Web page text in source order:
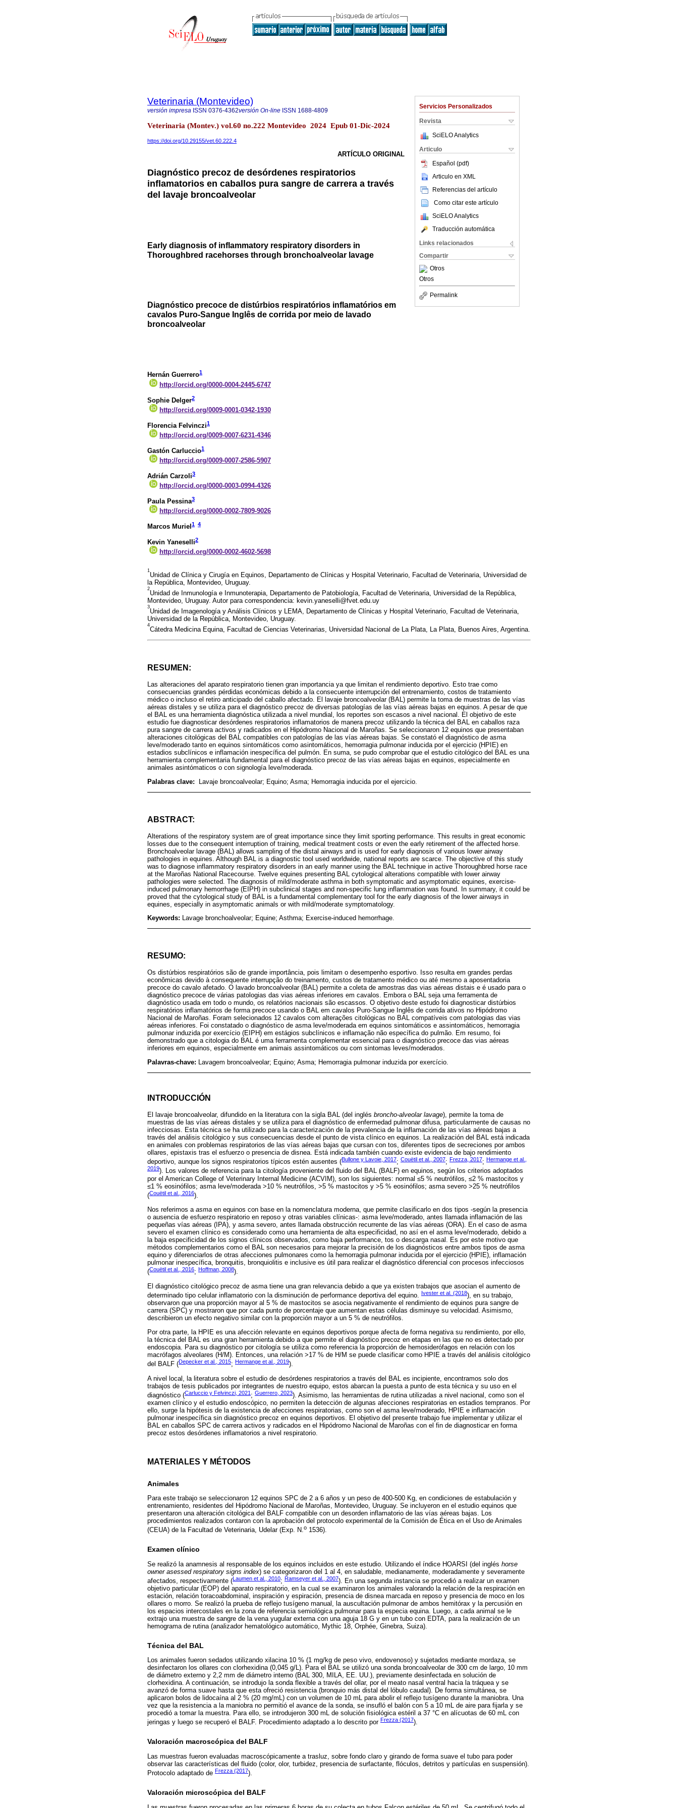
Servicios Personalizados
Revista
SciELO Analytics
Articulo
Español (pdf)
Articulo en XML
Referencias del artículo
Como citar este artículo
SciELO Analytics
Traducción automática
Links relacionados
Compartir
Otros
Otros
Permalink
Veterinaria (Montevideo)
versión impresa ISSN 0376-4362versión On-line ISSN 1688-4809
Veterinaria (Montev.) vol.60 no.222 Montevideo 2024 Epub 01-Dic-2024
https://doi.org/10.29155/vet.60.222.4
ARTÍCULO ORIGINAL
Diagnóstico precoz de desórdenes respiratorios
inflamatorios en caballos pura sangre de carrera a través
del lavaje broncoalveolar
Early diagnosis of inflammatory respiratory disorders in
Thoroughbred racehorses through bronchoalveolar lavage
Diagnóstico precoce de distúrbios respiratórios inflamatórios em
cavalos Puro-Sangue Inglês de corrida por meio de lavado
broncoalveolar
Hernán Guerrero1
http://orcid.org/0000-0004-2445-6747
Sophie Delger2
http://orcid.org/0009-0001-0342-1930
Florencia Felvinczi1
http://orcid.org/0009-0007-6231-4346
Gastón Carluccio1
http://orcid.org/0009-0007-2586-5907
Adrián Carzoli3
http://orcid.org/0000-0003-0994-4326
Paula Pessina3
http://orcid.org/0000-0002-7809-9026
Marcos Muriel 1 4
Kevin Yaneselli2
http://orcid.org/0000-0002-4602-5698
1
Unidad de Clínica y Cirugía en Equinos, Departamento de Clínicas y Hospital Veterinario, Facultad de Veterinaria, Universidad de
la República, Montevideo, Uruguay.
2
Unidad de Inmunología e Inmunoterapia, Departamento de Patobiología, Facultad de Veterinaria, Universidad de la República,
Montevideo, Uruguay. Autor para correspondencia: kevin.yaneselli@fvet.edu.uy
3
Unidad de Imagenología y Análisis Clínicos y LEMA, Departamento de Clínicas y Hospital Veterinario, Facultad de Veterinaria,
Universidad de la República, Montevideo, Uruguay.
4
Cátedra Medicina Equina, Facultad de Ciencias Veterinarias, Universidad Nacional de La Plata, La Plata, Buenos Aires, Argentina.
RESUMEN:
Las alteraciones del aparato respiratorio tienen gran importancia ya que limitan el rendimiento deportivo. Esto trae como
consecuencias grandes pérdidas económicas debido a la consecuente interrupción del entrenamiento, costos de tratamiento
médico o incluso el retiro anticipado del caballo afectado. El lavaje broncoalveolar (BAL) permite la toma de muestras de las vías
aéreas distales y se utiliza para el diagnóstico precoz de diversas patologías de las vías aéreas bajas en equinos. A pesar de que
el BAL es una herramienta diagnóstica utilizada a nivel mundial, los reportes son escasos a nivel nacional. El objetivo de este
estudio fue diagnosticar desórdenes respiratorios inflamatorios de manera precoz utilizando la técnica del BAL en caballos raza
pura sangre de carrera activos y radicados en el Hipódromo Nacional de Maroñas. Se seleccionaron 12 equinos que presentaban
alteraciones citológicas del BAL compatibles con patologías de las vías aéreas bajas. Se constató el diagnóstico de asma
leve/moderado tanto en equinos sintomáticos como asintomáticos, hemorragia pulmonar inducida por el ejercicio (HPIE) en
estadios subclínicos e inflamación inespecífica del pulmón. En suma, se pudo comprobar que el estudio citológico del BAL es una
herramienta complementaria fundamental para el diagnóstico precoz de las vías aéreas bajas en equinos, especialmente en
animales asintómaticos o con signología leve/moderada.
Palabras clave:
Lavaje broncoalveolar; Equino; Asma; Hemorragia inducida por el ejercicio.
ABSTRACT:
Alterations of the respiratory system are of great importance since they limit sporting performance. This results in great economic
losses due to the consequent interruption of training, medical treatment costs or even the early retirement of the affected horse.
Bronchoalveolar lavage (BAL) allows sampling of the distal airways and is used for early diagnosis of various lower airway
pathologies in equines. Although BAL is a diagnostic tool used worldwide, national reports are scarce. The objective of this study
was to diagnose inflammatory respiratory disorders in an early manner using the BAL technique in active Thoroughbred horse race
at the Maroñas National Racecourse. Twelve equines presenting BAL cytological alterations compatible with lower airway
pathologies were selected. The diagnosis of mild/moderate asthma in both symptomatic and asymptomatic equines, exercise-
induced pulmonary hemorrhage (EIPH) in subclinical stages and non-specific lung inflammation was found. In summary, it could be
proved that the cytological study of BAL is a fundamental complementary tool for the early diagnosis of the lower airways in
equines, especially in asymptomatic animals or with mild/moderate symptomatology.
Keywords: Lavage bronchoalveolar; Equine; Asthma; Exercise-induced hemorrhage.
RESUMO:
Os distúrbios respiratórios são de grande importância, pois limitam o desempenho esportivo. Isso resulta em grandes perdas
econômicas devido à consequente interrupção do treinamento, custos de tratamento médico ou até mesmo a aposentadoria
precoce do cavalo afetado. O lavado broncoalveolar (BAL) permite a coleta de amostras das vias aéreas distais e é usado para o
diagnóstico precoce de várias patologias das vias aéreas inferiores em cavalos. Embora o BAL seja uma ferramenta de
diagnóstico usada em todo o mundo, os relatórios nacionais são escassos. O objetivo deste estudo foi diagnosticar distúrbios
respiratórios inflamatórios de forma precoce usando o BAL em cavalos Puro-Sangue Inglês de corrida ativos no Hipódromo
Nacional de Maroñas. Foram selecionados 12 cavalos com alterações citológicas no BAL compatíveis com patologias das vias
aéreas inferiores. Foi constatado o diagnóstico de asma leve/moderada em equinos sintomáticos e assintomáticos, hemorragia
pulmonar induzida por exercício (EIPH) em estágios subclínicos e inflamação não específica do pulmão. Em resumo, foi
demonstrado que a citologia do BAL é uma ferramenta complementar essencial para o diagnóstico precoce das vias aéreas
inferiores em equinos, especialmente em animais assintomáticos ou com sintomas leves/moderados.
Palavras-chave:
Lavagem broncoalveolar; Equino; Asma; Hemorragia pulmonar induzida por exercício.
INTRODUCCIÓN
El lavaje broncoalveolar, difundido en la literatura con la sigla BAL (del inglés broncho-alveolar lavage), permite la toma de
muestras de las vías aéreas distales y se utiliza para el diagnóstico de enfermedad pulmonar difusa, particularmente de causas no
infecciosas. Esta técnica se ha utilizado para la caracterización de la prevalencia de la inflamación de las vías aéreas bajas a
través del análisis citológico y sus consecuencias desde el punto de vista clínico en equinos. La realización del BAL está indicada
en animales con problemas respiratorios de las vías aéreas bajas que cursan con tos, diferentes tipos de secreciones por ambos
ollares, epistaxis tras el esfuerzo o presencia de disnea. Está indicada también cuando existe evidencia de bajo rendimiento
deportivo, aunque los signos respiratorios típicos estén ausentes (Bullone y Lavoie, 2017; Couëtil et al., 2007; Frezza, 2017; Hermange et al.,
2019). Los valores de referencia para la citología proveniente del fluido del BAL (BALF) en equinos, según los criterios adoptados
por el American College of Veterinary Internal Medicine (ACVIM), son los siguientes: normal ≤5 % neutrófilos, ≤2 % mastocitos y
≤1 % eosinófilos; asma leve/moderada >10 % neutrófilos, >5 % mastocitos y >5 % eosinófilos; asma severo >25 % neutrófilos
(Couëtil et al., 2016).
Nos referimos a asma en equinos con base en la nomenclatura moderna, que permite clasificarlo en dos tipos -según la presencia
o ausencia de esfuerzo respiratorio en reposo y otras variables clínicas-: asma leve/moderado, antes llamada inflamación de las
pequeñas vías aéreas (IPA), y asma severo, antes llamada obstrucción recurrente de las vías aéreas (ORA). En el caso de asma
severo el examen clínico es considerado como una herramienta de alta especificidad, no así en el asma leve/moderado, debido a
la baja especificidad de los signos clínicos observados, como baja performance, tos o descarga nasal. Es por este motivo que
métodos complementarios como el BAL son necesarios para mejorar la precisión de los diagnósticos entre ambos tipos de asma
equino y diferenciarlos de otras afecciones pulmonares como la hemorragia pulmonar inducida por el ejercicio (HPIE), inflamación
pulmonar inespecífica, bronquitis, bronquiolitis e inclusive es útil para realizar el diagnóstico diferencial con procesos infecciosos
(Couëtil et al., 2016; Hoffman, 2008).
El diagnóstico citológico precoz de asma tiene una gran relevancia debido a que ya existen trabajos que asocian el aumento de
determinado tipo celular inflamatorio con la disminución de performance deportiva del equino. Ivester et al. (2018), en su trabajo,
observaron que una proporción mayor al 5 % de mastocitos se asocia negativamente el rendimiento de equinos pura sangre de
carrera (SPC) y mostraron que por cada punto de porcentaje que aumentan estas células disminuye su velocidad. Asimismo,
describieron un efecto negativo similar con la proporción mayor a un 5 % de neutrófilos.
Por otra parte, la HPIE es una afección relevante en equinos deportivos porque afecta de forma negativa su rendimiento, por ello,
la técnica del BAL es una gran herramienta debido a que permite el diagnóstico precoz en etapas en las que no es detectado por
endoscopia. Para su diagnóstico por citología se utiliza como referencia la proporción de hemosiderófagos en relación con los
macrófagos alveolares (H/M). Entonces, una relación >17 % de H/M se puede clasificar como HPIE a través del análisis citológico
del BALF (Depecker et al., 2015; Hermange et al., 2019).
A nivel local, la literatura sobre el estudio de desórdenes respiratorios a través del BAL es incipiente, encontramos solo dos
trabajos de tesis publicados por integrantes de nuestro equipo, estos abarcan la puesta a punto de esta técnica y su uso en el
diagnóstico (Carluccio y Felvinczi, 2021 ; Guerrero, 2023). Asimismo, las herramientas de rutina utilizadas a nivel nacional, como son el
examen clínico y el estudio endoscópico, no permiten la detección de algunas afecciones respiratorias en estadios tempranos. Por
ello, surge la hipótesis de la existencia de afecciones respiratorias, como son el asma leve/moderado, HPIE e inflamación
pulmonar inespecífica sin diagnóstico precoz en equinos deportivos. El objetivo del presente trabajo fue implementar y utilizar el
BAL en caballos SPC de carrera activos y radicados en el Hipódromo Nacional de Maroñas con el fin de diagnosticar en forma
precoz estos desórdenes inflamatorios a nivel respiratorio.
MATERIALES Y MÉTODOS
Animales
Para este trabajo se seleccionaron 12 equinos SPC de 2 a 6 años y un peso de 400-500 Kg, en condiciones de estabulación y
entrenamiento, residentes del Hipódromo Nacional de Maroñas, Montevideo, Uruguay. Se incluyeron en el estudio equinos que
presentaron una alteración citológica del BALF compatible con un desorden inflamatorio de las vías aéreas bajas. Los
procedimientos realizados contaron con la aprobación del protocolo experimental de la Comisión de Ética en el Uso de Animales
(CEUA) de la Facultad de Veterinaria, Udelar (Exp. N.o 1536).
Examen clínico
Se realizó la anamnesis al responsable de los equinos incluidos en este estudio. Utilizando el índice HOARSI (del inglés horse
owner asessed respiratory signs index) se categorizaron del 1 al 4, en saludable, medianamente, moderadamente y severamente
afectados, respectivamente (Laumen et al., 2010; Ramseyer et al., 2007). En una segunda instancia se procedió a realizar un examen
objetivo particular (EOP) del aparato respiratorio, en la cual se examinaron los animales valorando la relación de la respiración en
estación, relación toracoabdominal, inspiración y espiración, presencia de disnea marcada en reposo y presencia de moco en los
ollares o morro. Se realizó la prueba de reflejo tusígeno manual, la auscultación pulmonar de ambos hemitórax y la percusión en
los espacios intercostales en la zona de referencia semiológica pulmonar para la especia equina. Luego, a cada animal se le
extrajo una muestra de sangre de la vena yugular externa con una aguja 18 G y en un tubo con EDTA, para la realización de un
hemograma de rutina (analizador hematológico automático, Mythic 18, Orphée, Ginebra, Suiza).
Técnica del BAL
Los animales fueron sedados utilizando xilacina 10 % (1 mg/kg de peso vivo, endovenoso) y sujetados mediante mordaza, se
desinfectaron los ollares con clorhexidina (0,045 g/L). Para el BAL se utilizó una sonda broncoalveolar de 300 cm de largo, 10 mm
de diámetro externo y 2,2 mm de diámetro interno (BAL 300, MILA, EE. UU.), previamente desinfectada en solución de
clorhexidina. A continuación, se introdujo la sonda flexible a través del ollar, por el meato nasal ventral hacia la tráquea y se
avanzó de forma suave hasta que esta ofreció resistencia (bronquio más distal del lóbulo caudal). De forma simultánea, se
aplicaron bolos de lidocaína al 2 % (20 mg/mL) con un volumen de 10 mL para abolir el reflejo tusígeno durante la maniobra. Una
vez que la resistencia a la maniobra no permitió el avance de la sonda, se insufló el balón con 5 a 10 mL de aire para fijarla y se
procedió a tomar la muestra. Para ello, se introdujeron 300 mL de solución fisiológica estéril a 37 °C en alícuotas de 60 mL con
jeringas y luego se recuperó el BALF. Procedimiento adaptado a lo descrito por Frezza (2017).
Valoración macroscópica del BALF
Las muestras fueron evaluadas macroscópicamente a trasluz, sobre fondo claro y girando de forma suave el tubo para poder
observar las características del fluido (color, olor, turbidez, presencia de surfactante, flóculos, detritos y partículas en suspensión).
Protocolo adaptado de Frezza (2017).
Valoración microscópica del BALF